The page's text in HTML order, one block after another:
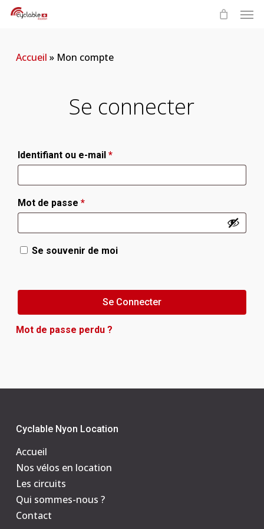
Skip
Accueil » Mon compte
Se connecter
Identifiant ou e-mail *Obligatoire
Mot de passe *Obligatoire
Se souvenir de moi
Se Connecter
Mot de passe perdu ?
Cyclable Nyon Location
Accueil
Nos vélos en location
Les circuits
Qui sommes-nous ?
Contact